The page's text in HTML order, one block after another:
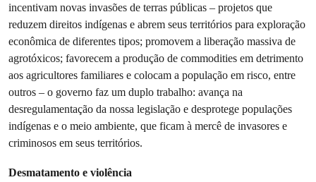
incentivam novas invasões de terras públicas – projetos que
reduzem direitos indígenas e abrem seus territórios para exploração
econômica de diferentes tipos; promovem a liberação massiva de
agrotóxicos; favorecem a produção de commodities em detrimento
aos agricultores familiares e colocam a população em risco, entre
outros – o governo faz um duplo trabalho: avança na
desregulamentação da nossa legislação e desprotege populações
indígenas e o meio ambiente, que ficam à mercê de invasores e
criminosos em seus territórios.
Desmatamento e violência